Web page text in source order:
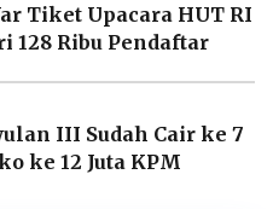
Tiket Upacara HUT RI
128 Ribu Pendaftar
III Sudah Cair ke 7
ke 12 Juta KPM